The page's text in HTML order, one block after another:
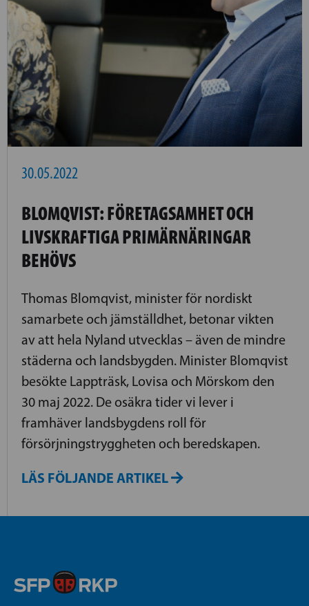
30.05.2022
BLOMQVIST: FÖRETAGSAMHET OCH
LIVSKRAFTIGA PRIMÄRNÄRINGAR
BEHÖVS
Thomas Blomqvist, minister för nordiskt
samarbete och jämställdhet, betonar vikten
av att hela Nyland utvecklas – även de mindre
städerna och landsbygden. Minister Blomqvist
besökte Lappträsk, Lovisa och Mörskom den
30 maj 2022. De osäkra tider vi lever i
framhäver landsbygdens roll för
försörjningstryggheten och beredskapen.
LÄS FÖLJANDE ARTIKEL